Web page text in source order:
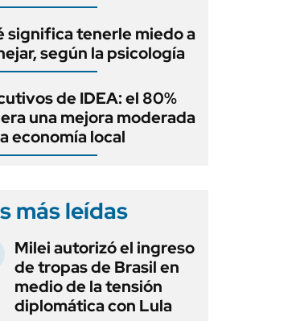
significa tenerle miedo a
según la psicología
de IDEA: el 80%
una mejora moderada
economía local
más leídas
Milei autorizó el ingreso
de tropas de Brasil en
medio de la tensión
diplomática con Lula